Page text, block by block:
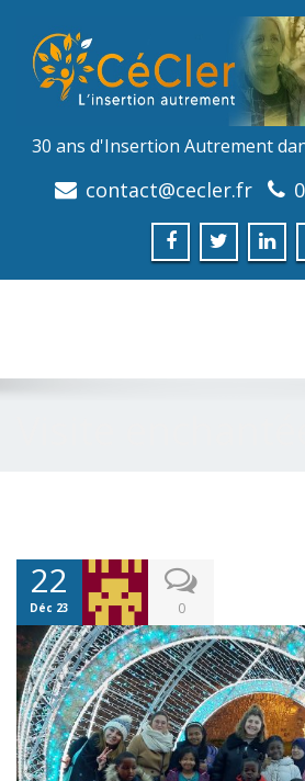
30 ans d'Insertion Autrement
contact@cecler.fr
22
Déc 23 0